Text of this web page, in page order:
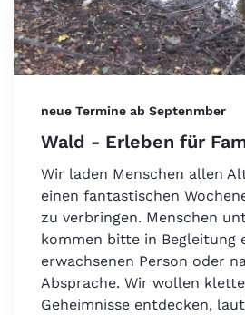
neue Termine ab Septenmber
Wald - Erleben für
Wir laden Menschen allen
einen fantastischen
zu verbringen. Menschen
kommen bitte in Begleitung
erwachsenen Person oder
Absprache. Wir wollen
Geheimnisse entdecken,